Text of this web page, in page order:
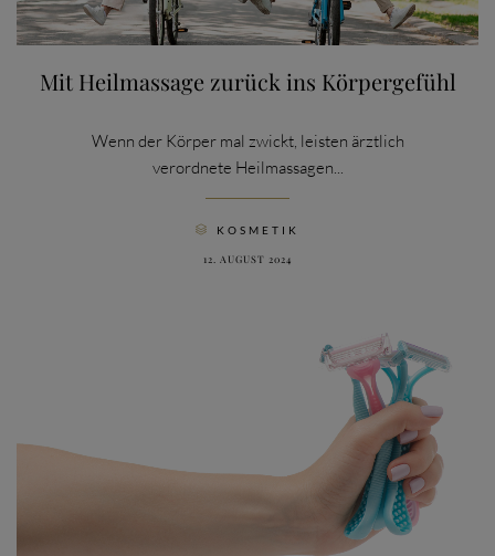
Mit Heilmassage zurück ins Körpergefühl
Wenn der Körper mal zwickt, leisten ärztlich
verordnete Heilmassagen...
 KOSMETIK
12. AUGUST 2024